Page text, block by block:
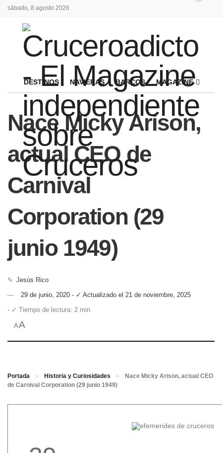
sábado, 8 agosto 2026
DESTINOS NAVIERAS BARCOS MAGAZINE
Nace Micky Arison,
actual CEO de
Carnival
Corporation (29
junio 1949)
✎ Jesús Rico
29 de junio, 2020 - ✓ Actualizado el 21 de noviembre, 2025
- ✓ Tiempo de lectura: 2 min
AA
Portada » Historia y Curiosidades »
Nace Micky Arison, actual CEO
de Carnival Corporation (29 junio 1949)